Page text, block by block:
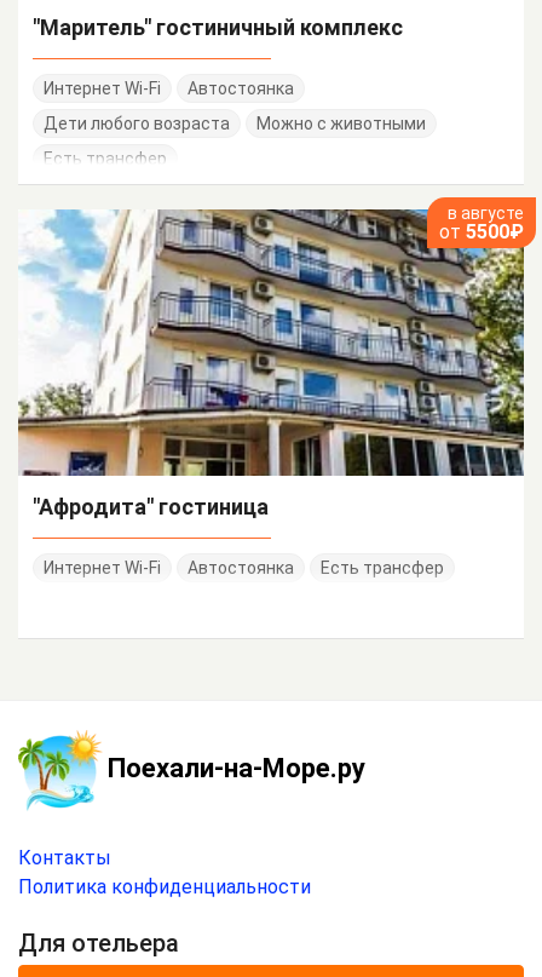
"Маритель" гостиничный комплекс
Интернет Wi-Fi
Автостоянка
Дети любого возраста
Можно с животными
Есть трансфер
в августе
от 5500₽
"Афродита" гостиница
Интернет Wi-Fi Автостоянка Есть трансфер
Поехали-на-Море.ру
Контакты
Политика конфиденциальности
Для отельера